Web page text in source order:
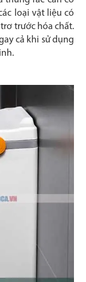
loại vật liệu có
trước hóa chất.
cả khi sử dụng